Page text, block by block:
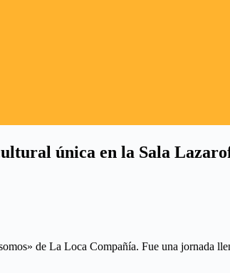
única en la Sala
de La Loca Compañía. Fue una jornada